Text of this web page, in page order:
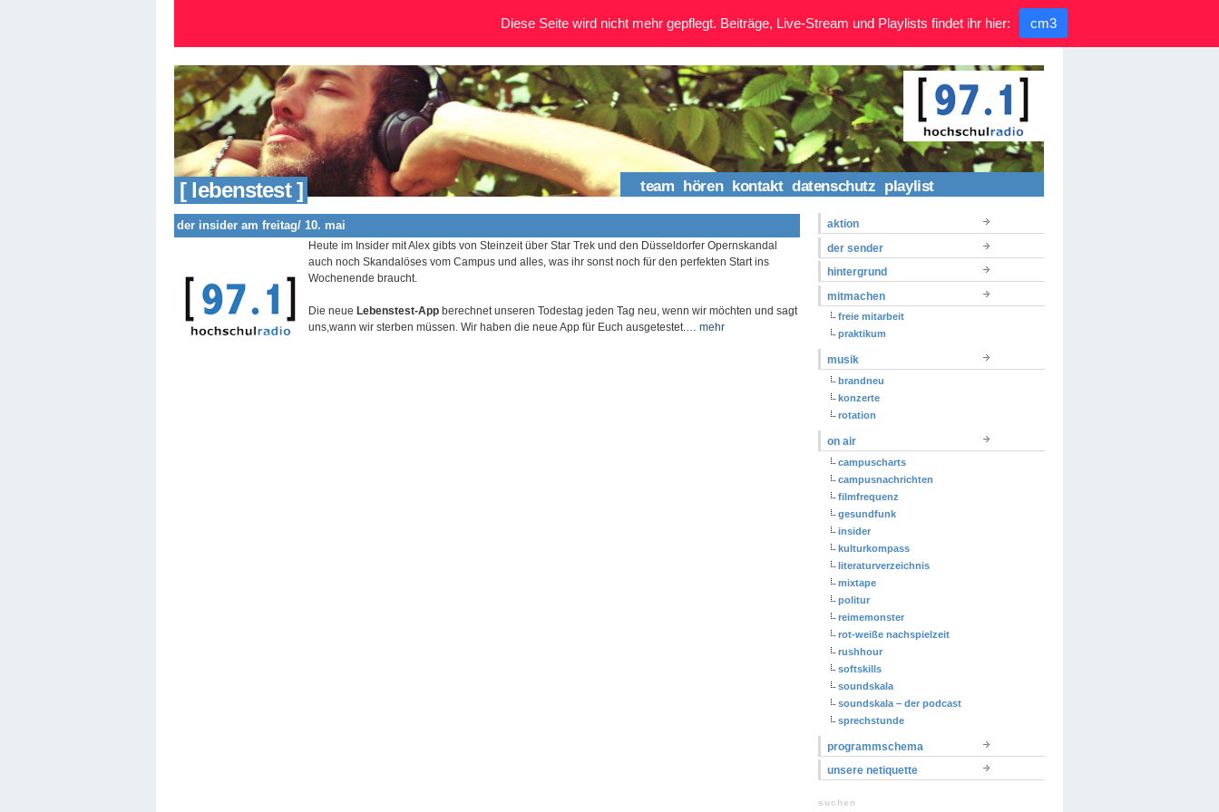
[ lebenstest ] team hören kontakt datenschutz playlist
der insider am freitag/ 10. mai
Heute im Insider mit Alex gibts von Steinzeit über Star Trek und den Düsseldorfer Opernskandal
auch noch Skandalöses vom Campus und alles, was ihr sonst noch für den perfekten Start ins
Wochenende braucht.
Die neue Lebenstest-App berechnet unseren Todestag jeden Tag neu, wenn wir möchten und sagt
uns,wann wir sterben müssen. Wir haben die neue App für Euch ausgetestet.… mehr
aktion
der sender
hintergrund
mitmachen
freie mitarbeit
praktikum
musik
brandneu
konzerte
rotation
on air
campuscharts
campusnachrichten
filmfrequenz
gesundfunk
insider
kulturkompass
literaturverzeichnis
mixtape
politur
reimemonster
rot-weiße nachspielzeit
rushhour
softskills
soundskala
soundskala – der podcast
sprechstunde
programmschema
unsere netiquette
suchen
Diese Seite wird nicht mehr gepflegt. Beiträge, Live-Stream und Playlists findet ihr hier: cm3